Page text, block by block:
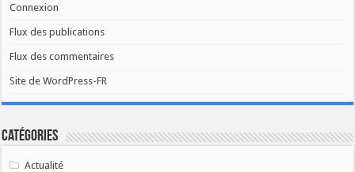
Connexion
Flux des publications
Flux des commentaires
Site de WordPress-FR
Catégories
Actualité